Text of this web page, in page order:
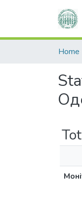
Home